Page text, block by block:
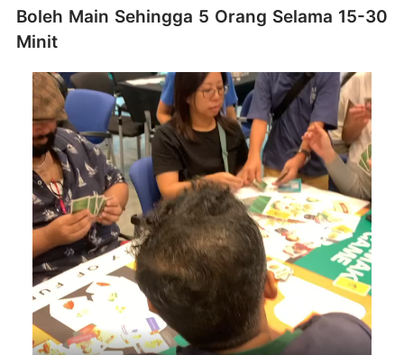
Boleh Main Sehingga 5 Orang Selama 15-30
Minit